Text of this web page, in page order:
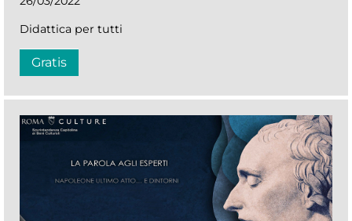
Didattica per tutti
Gratis